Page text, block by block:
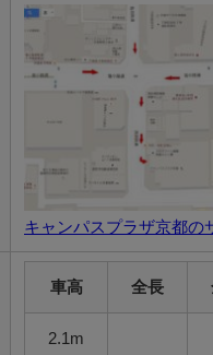
キャンパスプラザ京都の
車高 全長
2.1m